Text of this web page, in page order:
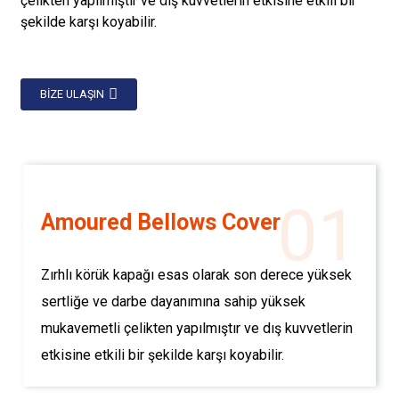
şekilde karşı koyabilir.
BIZE ULAŞIN
01
Amoured Bellows Cover
Zırhlı körük kapağı esas olarak son derece yüksek
sertliğe ve darbe dayanımına sahip yüksek
mukavemetli çelikten yapılmıştır ve dış kuvvetlerin
etkisine etkili bir şekilde karşı koyabilir.